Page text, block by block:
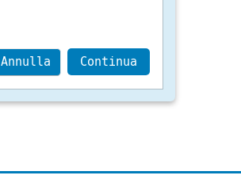
Annulla Continua